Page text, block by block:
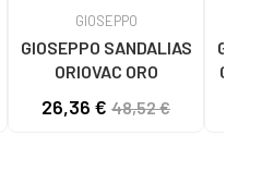
GIOSEPPO
GIOSEPPO SANDALIAS
ORIOVAC ORO
26,36 € 48,52 €